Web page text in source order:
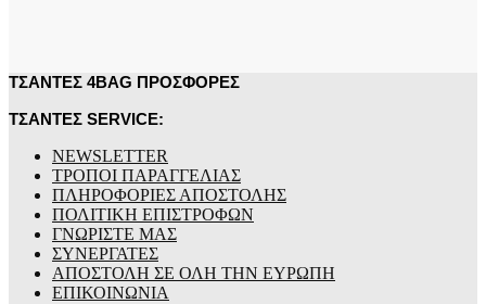
ΤΣΑΝΤΕΣ 4BAG ΠΡΟΣΦΟΡΕΣ
ΤΣΑΝΤΕΣ SERVICE:
NEWSLETTER
ΤΡΟΠΟΙ ΠΑΡΑΓΓΕΛΙΑΣ
ΠΛΗΡΟΦΟΡΙΕΣ ΑΠΟΣΤΟΛΗΣ
ΠΟΛΙΤΙΚΗ ΕΠΙΣΤΡΟΦΩΝ
ΓΝΩΡΙΣΤΕ ΜΑΣ
ΣΥΝΕΡΓΑΤΕΣ
ΑΠΟΣΤΟΛΗ ΣΕ ΟΛΗ ΤΗΝ ΕΥΡΩΠΗ
ΕΠΙΚΟΙΝΩΝΙΑ